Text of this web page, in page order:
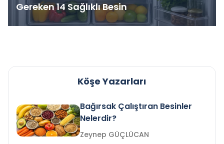
Gereken 14 Sağlıklı Besin
Köşe Yazarları
Bağırsak Çalıştıran Besinler
Nelerdir?
Zeynep GÜÇLÜCAN